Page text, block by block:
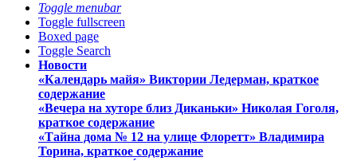
Toggle menubar
Toggle fullscreen
Boxed page
Toggle Search
Новости
«Календарь майя» Виктории Ледерман, краткое
содержание
«Вечера на хуторе близ Диканьки» Николая Гоголя,
краткое содержание
«Тайна дома № 12 на улице Флоретт» Владимира
Торина, краткое содержание